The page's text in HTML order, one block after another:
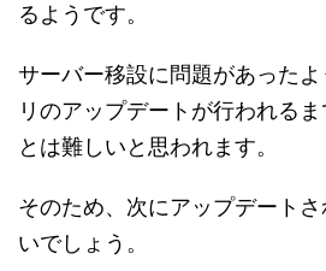
るようです。
サーバー移設に問題があった
リのアップデートが行われる
とは難しいと思われます。
そのため、次にアップデート
いでしょう。